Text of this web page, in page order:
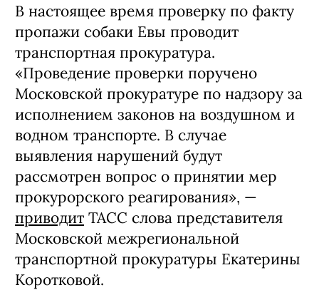
В настоящее время проверку по факту
пропажи собаки Евы проводит
транспортная прокуратура.
«Проведение проверки поручено
Московской прокуратуре по надзору за
исполнением законов на воздушном и
водном транспорте. В случае
выявления нарушений будут
рассмотрен вопрос о принятии мер
прокурорского реагирования», —
приводит ТАСС слова представителя
Московской межрегиональной
транспортной прокуратуры Екатерины
Коротковой.